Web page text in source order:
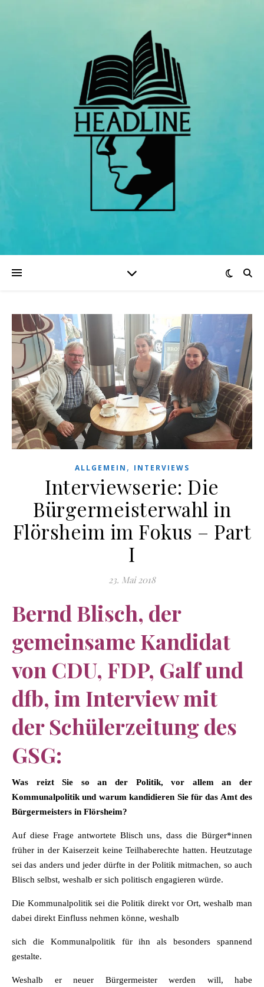
ALLGEMEIN , INTERVIEWS
Interviewserie: Die
Bürgermeisterwahl in
Flörsheim im Fokus – Part
I
23. Mai 2018
Bernd Blisch, der
gemeinsame Kandidat
von CDU, FDP, Galf und
dfb, im Interview mit
der Schülerzeitung des
GSG:
Was reizt Sie so an der Politik, vor allem an der
Kommunalpolitik und warum kandidieren Sie für das Amt des
Bürgermeisters in Flörsheim?
Auf diese Frage antwortete Blisch uns, dass die Bürger*innen
früher in der Kaiserzeit keine Teilhaberechte hatten. Heutzutage
sei das anders und jeder dürfte in der Politik mitmachen, so auch
Blisch selbst, weshalb er sich politisch engagieren würde.
Die Kommunalpolitik sei die Politik direkt vor Ort, weshalb man
dabei direkt Einfluss nehmen könne, weshalb
sich die Kommunalpolitik für ihn als besonders spannend
gestalte.
Weshalb er neuer Bürgermeister werden will, habe